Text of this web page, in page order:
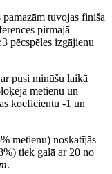
tuvojas finiša
pirmajā
pēcspēles izgājienu
pusi minūšu laikā
metienu un
koeficientu -1 un
metienu) noskatījās
tiek galā ar 20 no
.